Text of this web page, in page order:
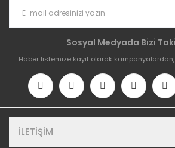
Sosyal Medyada Bizi
Haber listemize kayıt olarak
İLETİŞİM